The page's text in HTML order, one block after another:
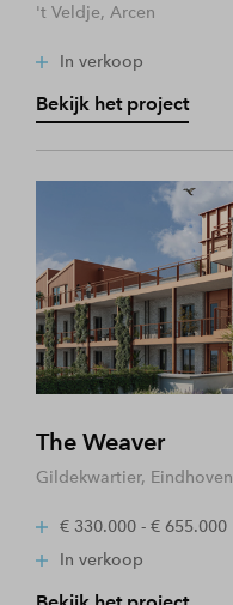
't Veldje, Arcen
In verkoop
Bekijk het project
The Weaver
Gildekwartier, Eindhoven
€ 330.000 - € 655.000
In verkoop